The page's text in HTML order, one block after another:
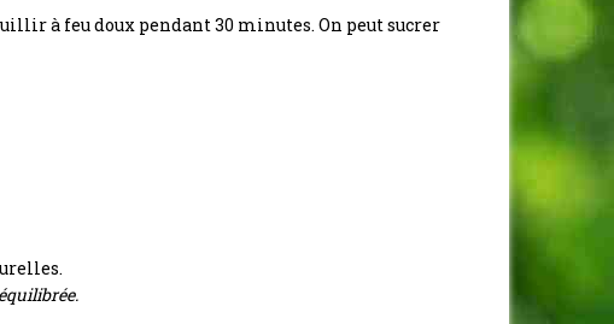
à feu doux pendant 30 minutes. On peut sucrer